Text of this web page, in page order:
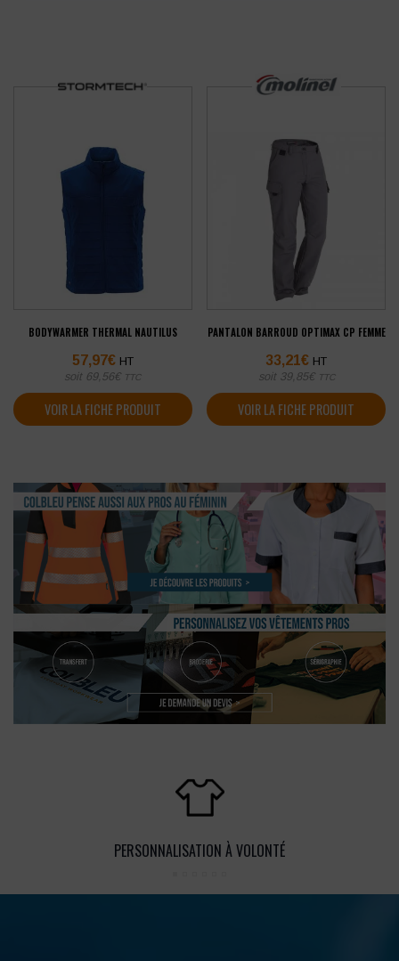
BODYWARMER THERMAL NAUTILUS
57,97€ HT
soit 69,56€ TTC
VOIR LA FICHE PRODUIT
PANTALON BARROUD OPTIMAX CP FEMME
33,21€ HT
soit 39,85€ TTC
VOIR LA FICHE PRODUIT
PERSONNALISATION À VOLONTÉ